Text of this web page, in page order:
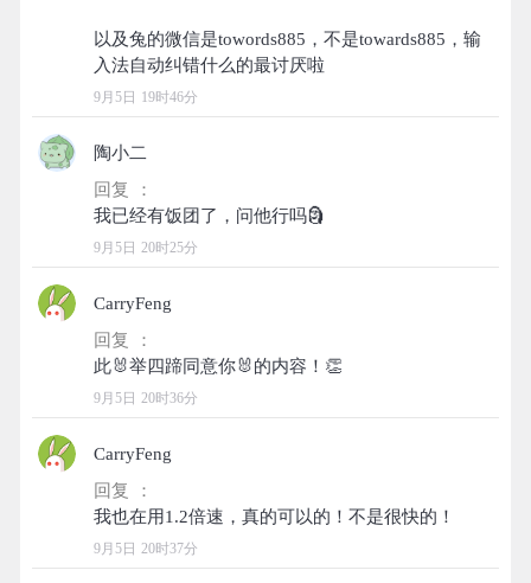
以及兔的微信是towords885，不是towards885，输
9月5日 19时46分
陶小二
回复 ：
9月5日 20时25分
CarryFeng
回复 ：
9月5日 20时36分
CarryFeng
回复 ：
9月5日 20时37分